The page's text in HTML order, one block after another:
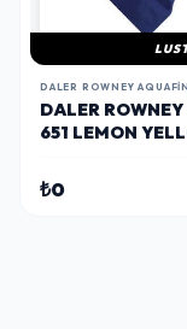
DALER ROWNEY
DALER
651 LEMON
₺0